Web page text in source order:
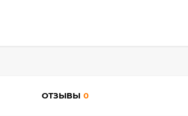
ОТЗЫВЫ 0